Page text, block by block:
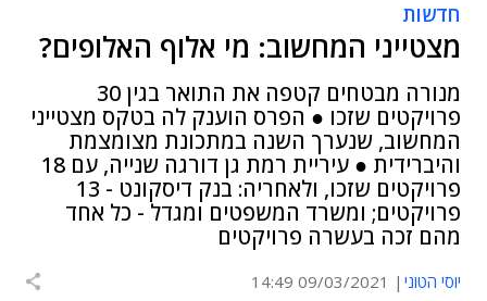
חדשות
מצטייני המחשוב: מי אלוף האלופים?
מנורה מבטחים קטפה את התואר בגין 30
פרויקטים שזכו ● הפרס הוענק לה בטקס מצטייני
המחשוב, שנערך השנה במתכונת מצומצמת
והיברידית ● עיריית רמת גן דורגה שנייה, עם 18
פרויקטים שזכו, ולאחריה: בנק דיסקונט - 13
פרויקטים; ומשרד המשפטים ומגדל - כל אחד
מהם זכה בעשרה פרויקטים
יוסי הטוני 09/03/2021 14:49